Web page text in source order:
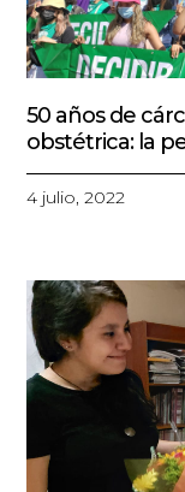
50 años de
obstétrica: la
4 julio, 2022